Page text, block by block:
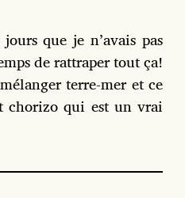
que je n’avais pas
de rattraper tout ça!
terre-mer et ce
chorizo qui est un vrai